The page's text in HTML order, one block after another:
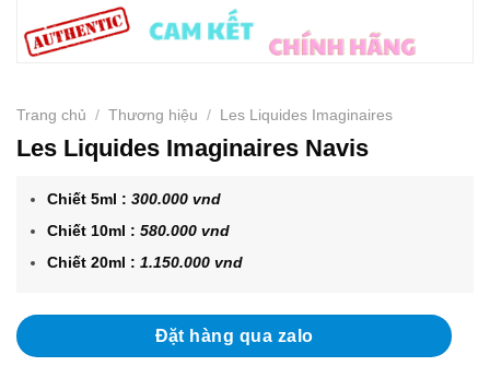
Trang chủ / Thương hiệu / Les Liquides Imaginaires
Les Liquides Imaginaires Navis
Chiết 5ml :300.000 vnd
Chiết 10ml :580.000 vnd
Chiết 20ml :1.150.000 vnd
Đặt hàng qua zalo